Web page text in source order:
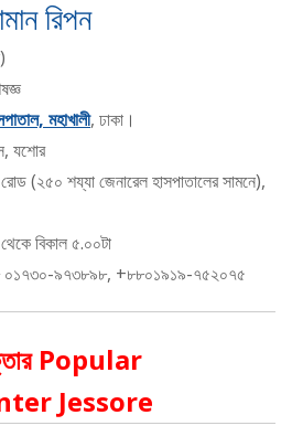
রিপন
মহাখালী, ঢাকা।
যশোর
(২৫০ শয্যা জেনারেল হাসপাতালের সামনে),
বিকাল ৫.০০টা
০১৭৩০-৯৭৩৮৯৮, +৮৮০১৯১৯-৭৫২০৭৫
Popular
Jessore